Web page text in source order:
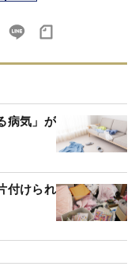
病気」が
付けられ